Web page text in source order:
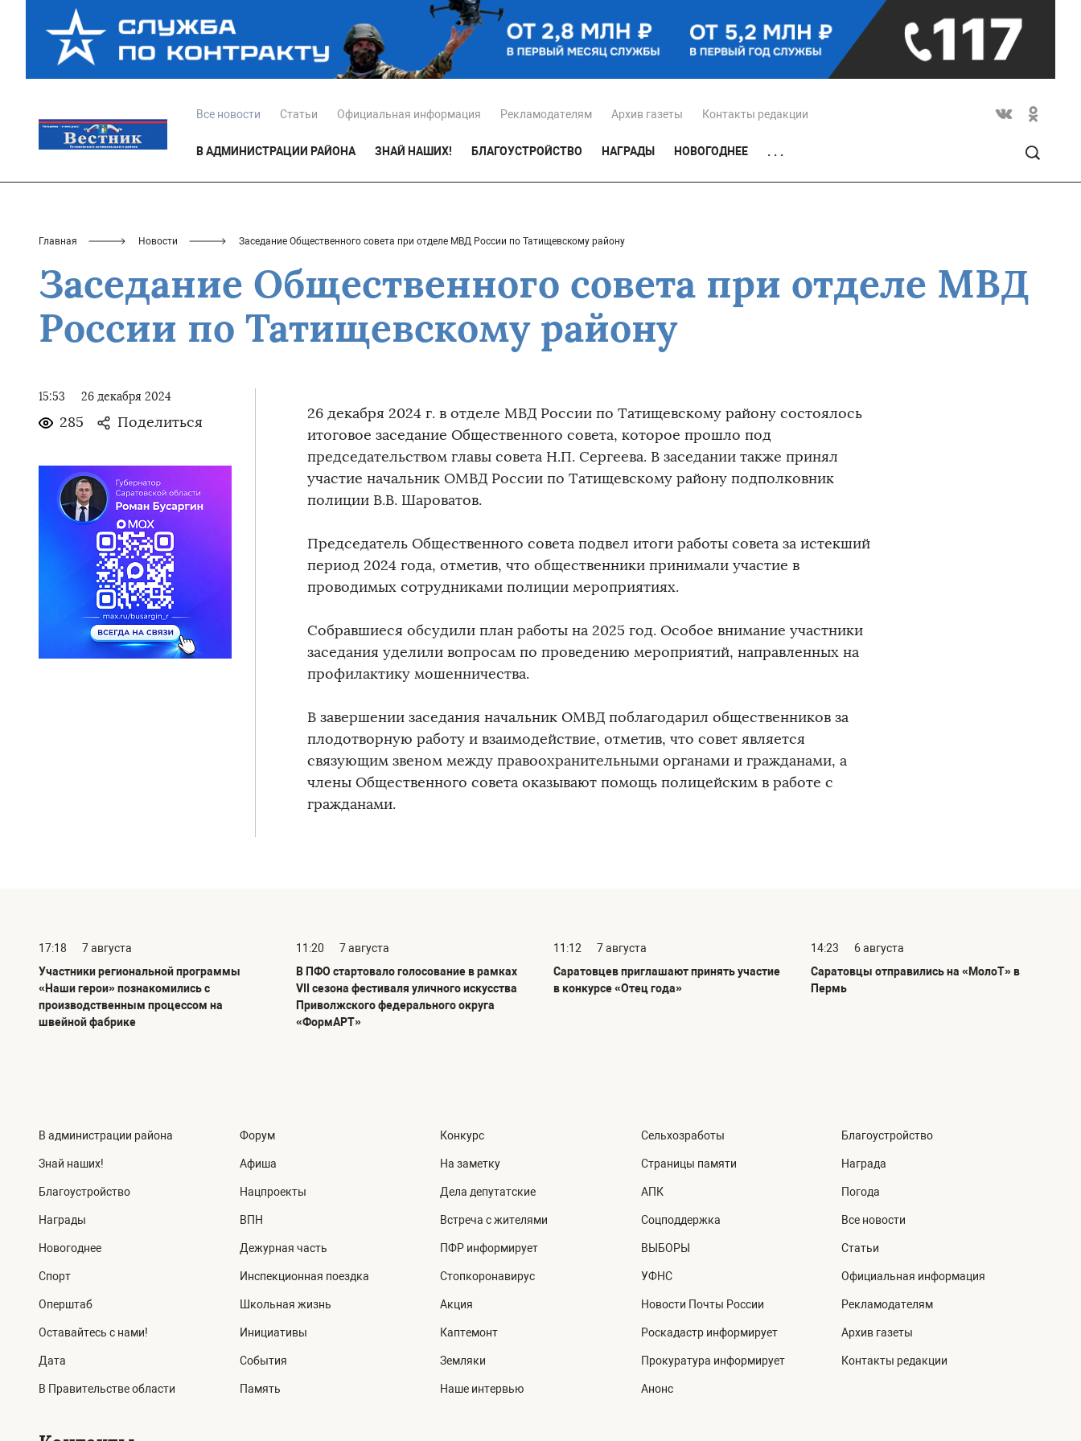
Все новости Статьи Официальная информация Рекламодателям Архив газеты Контакты редакции
В АДМИНИСТРАЦИИ РАЙОНА ЗНАЙ НАШИХ! БЛАГОУСТРОЙСТВО НАГРАДЫ НОВОГОДНЕЕ . . .
Главная Новости Заседание Общественного совета при отделе МВД России по Татищевскому району
Заседание Общественного совета при отделе МВД
России по Татищевскому району
15:53 26 декабря 2024
285 Поделиться
26 декабря 2024 г. в отделе МВД России по Татищевскому району состоялось
итоговое заседание Общественного совета, которое прошло под
председательством главы совета Н.П. Сергеева. В заседании также принял
участие начальник ОМВД России по Татищевскому району подполковник
полиции В.В. Шароватов.
Председатель Общественного совета подвел итоги работы совета за истекший
период 2024 года, отметив, что общественники принимали участие в
проводимых сотрудниками полиции мероприятиях.
Собравшиеся обсудили план работы на 2025 год. Особое внимание участники
заседания уделили вопросам по проведению мероприятий, направленных на
профилактику мошенничества.
В завершении заседания начальник ОМВД поблагодарил общественников за
плодотворную работу и взаимодействие, отметив, что совет является
связующим звеном между правоохранительными органами и гражданами, а
члены Общественного совета оказывают помощь полицейским в работе с
гражданами.
17:18
7 августа
Участники региональной программы
«Наши герои» познакомились с
производственным процессом на
швейной фабрике
11:20
7 августа
В ПФО стартовало голосование в рамках
VII сезона фестиваля уличного искусства
Приволжского федерального округа
«ФормАРТ»
11:12
7 августа
Саратовцев приглашают принять участие
в конкурсе «Отец года»
14:23
6 августа
Саратовцы отправились на «МолоТ» в
Пермь
В администрации района
Знай наших!
Благоустройство
Награды
Новогоднее
Спорт
Оперштаб
Оставайтесь с нами!
Дата
В Правительстве области
Форум
Афиша
Нацпроекты
ВПН
Дежурная часть
Инспекционная поездка
Школьная жизнь
Инициативы
События
Память
Конкурс
На заметку
Дела депутатские
Встреча с жителями
ПФР информирует
Стопкоронавирус
Акция
Каптемонт
Земляки
Наше интервью
Сельхозработы
Страницы памяти
АПК
Соцподдержка
ВЫБОРЫ
УФНС
Новости Почты России
Роскадастр информирует
Прокуратура информирует
Анонс
Благоустройство
Награда
Погода
Все новости
Статьи
Официальная информация
Рекламодателям
Архив газеты
Контакты редакции